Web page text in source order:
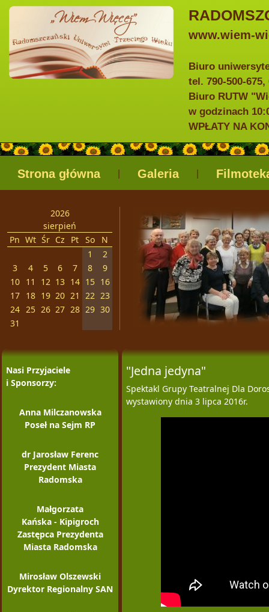
www.wiem-
Biuro
tel. 790-500-675,
Biuro RUTW
w godzinach
WPŁATY NA
Strona główna Galeria
2026
sierpień
Pn Wt Śr Cz Pt So
N
1
2
3
4 5 6 7 8
9
10
11 12 13 14 15 16
17
18 19 20 21 22 23
24
25 26 27 28 29 30
31
Nasi Przyjaciele
i Sponsorzy:
Anna Milczanowska
Poseł na Sejm RP
dr Jarosław Ferenc
Prezydent Miasta
Radomska
Małgorzata
Kańska - Kipigroch
Zastępca Prezydenta
Miasta Radomska
Mirosław Olszewski
Dyrektor Regionalny SAN
"Jedna jedyna"
Spektakl Grupy Teatralnej Dla
wystawiony dnia 3 lipca 2016r.